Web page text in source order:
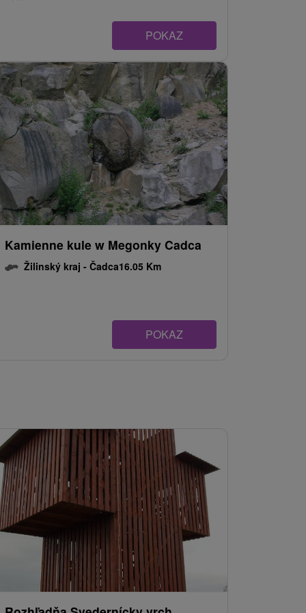
POKAZ
Kamienne kule w Megonky Cadca
Žilinský kraj - Čadca16.05 Km
POKAZ